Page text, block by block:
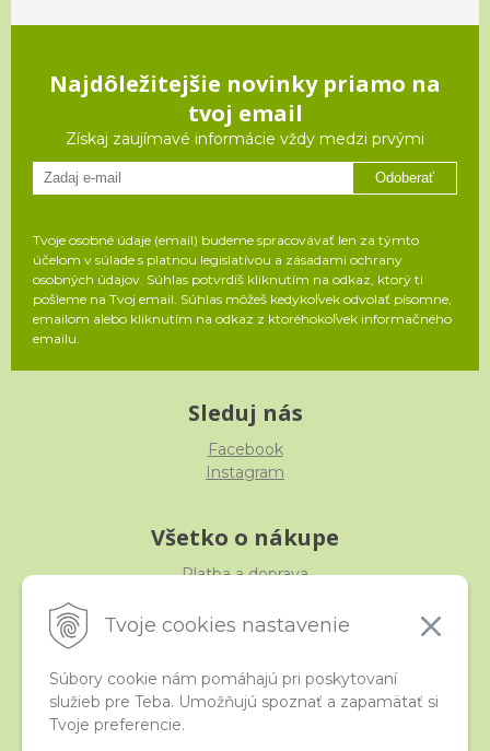
Tvoje cookies nastavenie
Súbory cookie nám pomáhajú pri poskytovaní
služieb pre Teba. Umožňujú spoznať a zapamätať si
Tvoje preferencie.
Najdôležitejšie novinky priamo na
tvoj email
Získaj zaujímavé informácie vždy medzi prvými
Odoberať
Tvoje osobné údaje (email) budeme spracovávať len za týmto
účelom v súlade s platnou legislatívou a zásadami ochrany
osobných údajov. Súhlas potvrdíš kliknutím na odkaz, ktorý ti
pošleme na Tvoj email. Súhlas môžeš kedykoľvek odvolať písomne,
emailom alebo kliknutím na odkaz z ktoréhokoľvek informačného
emailu.
Sleduj nás
Facebook
Instagram
Všetko o nákupe
Platba a doprava
Obchodné podmienky
iStraka